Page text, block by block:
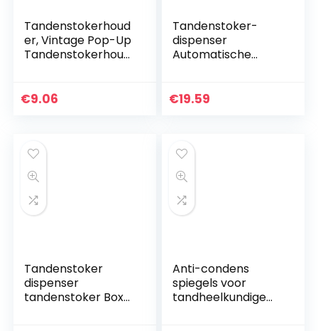
Tandenstokerhoud
er, Vintage Pop-Up
Tandenstokerhoud
Hotel, Europese
€9.06
Tandenstoker-
dispenser
Automatische
ouder Draagbare
€19.59
Tandenstoker
dispenser
tandenstoker Box
Anti-condens
spiegels voor
tandheelkundige